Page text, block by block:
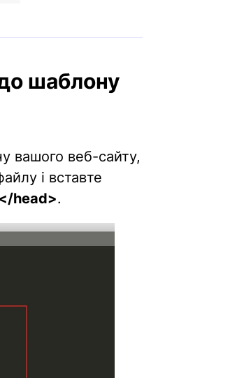
шаблону
вашого веб-сайту,
і вставте
head>.